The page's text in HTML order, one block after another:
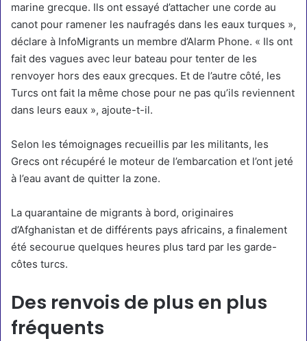
marine grecque. Ils ont essayé d’attacher une corde au
canot pour ramener les naufragés dans les eaux turques »,
déclare à InfoMigrants un membre d’Alarm Phone. « Ils ont
fait des vagues avec leur bateau pour tenter de les
renvoyer hors des eaux grecques. Et de l’autre côté, les
Turcs ont fait la même chose pour ne pas qu’ils reviennent
dans leurs eaux », ajoute-t-il.
Selon les témoignages recueillis par les militants, les
Grecs ont récupéré le moteur de l’embarcation et l’ont jeté
à l’eau avant de quitter la zone.
La quarantaine de migrants à bord, originaires
d’Afghanistan et de différents pays africains, a finalement
été secourue quelques heures plus tard par les garde-
côtes turcs.
Des renvois de plus en plus
fréquents